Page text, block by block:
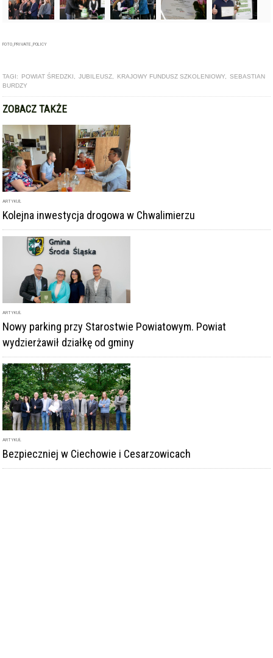
FOTO_PRIVATE_POLICY
TAGI: POWIAT ŚREDZKI JUBILEUSZ KRAJOWY FUNDUSZ SZKOLENIOWY
SEBASTIAN
BURDZY
ZOBACZ TAKŻE
ARTYKUŁ
Kolejna inwestycja drogowa w Chwalimierzu
ARTYKUŁ
Nowy parking przy Starostwie Powiatowym. Powiat
wydzierżawił działkę od gminy
ARTYKUŁ
Bezpieczniej w Ciechowie i Cesarzowicach